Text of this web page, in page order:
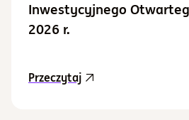
Inwestycyjnego
2026 r.
Przeczytajaktualność